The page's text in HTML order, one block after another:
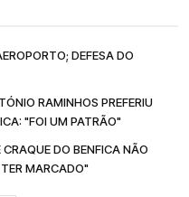
DEFESA DO
RAMINHOS PREFERIU
"FOI UM PATRÃO"
DO BENFICA NÃO
MARCADO"